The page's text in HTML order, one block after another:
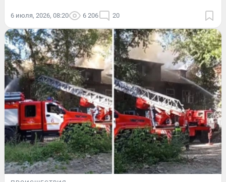
6 июля, 2026, 08:20 6 206 20